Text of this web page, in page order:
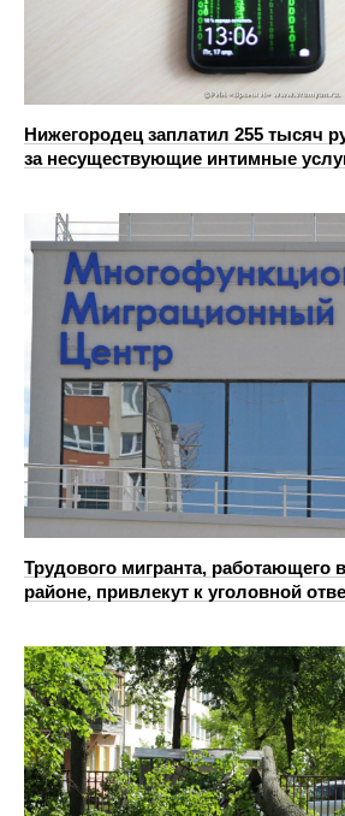
Нижегородец заплатил 255 тысяч
за несуществующие интимные
Трудового мигранта, работающего
районе, привлекут к уголовной